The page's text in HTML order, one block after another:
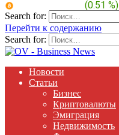
(0.51 %)
Search for:
Перейти к содержанию
Search for:
Новости
Статьи
Бизнес
Криптовалюты
Эмиграция
Недвижимость